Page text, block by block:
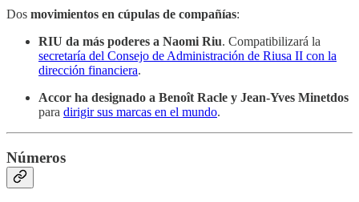
Dos movimientos en cúpulas de compañías:
RIU da más poderes a Naomi Riu. Compatibilizará la
secretaría del Consejo de Administración de Riusa II con la
dirección financiera.
Accor ha designado a Benoît Racle y Jean-Yves Minetdos
para dirigir sus marcas en el mundo.
Números